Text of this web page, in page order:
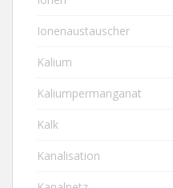
Ionenaustauscher
Kalium
Kaliumpermanganat
Kalk
Kanalisation